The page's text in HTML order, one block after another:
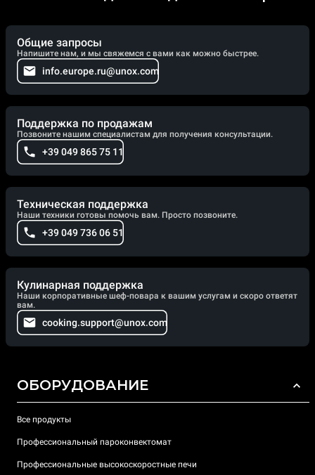
Общие запросы
Напишите нам, и мы свяжемся с вами как можно быстрее.
info.europe.ru@unox.com
Поддержка по продажам
Позвоните нашим специалистам для получения консультации.
+39 049 865 75 11
Техническая поддержка
Наши техники готовы помочь вам. Просто позвоните.
+39 049 736 06 51
Кулинарная поддержка
Наши корпоративные шеф-повара к вашим услугам и скоро ответят
вам.
cooking.support@unox.com
ОБОРУДОВАНИЕ
Все продукты
Профессиональный пароконвектомат
Профессиональные высокоскоростные печи